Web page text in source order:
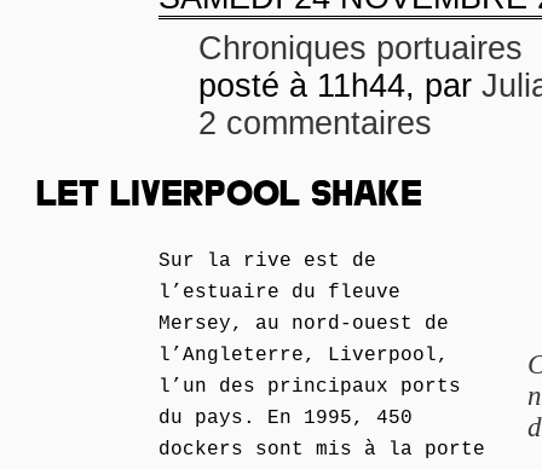
Chroniques portuaires
posté à 11h44, par
2 commentaires
LET LIVERPOOL SHAKE
Sur la rive est de
l’estuaire du fleuve
Mersey, au nord-ouest de
l’Angleterre, Liverpool,
l’un des principaux ports
du pays. En 1995, 450
dockers sont mis à la porte